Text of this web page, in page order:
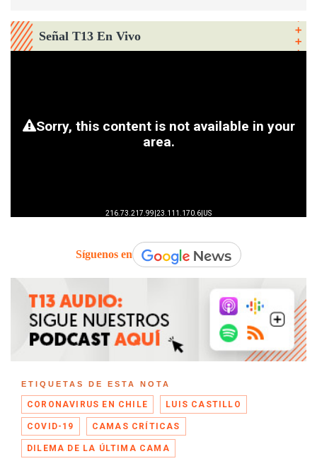
Señal T13 En Vivo
Síguenos en
ETIQUETAS DE ESTA NOTA
CORONAVIRUS EN CHILE LUIS CASTILLO
COVID-19 CAMAS CRÍTICAS
DILEMA DE LA ÚLTIMA CAMA